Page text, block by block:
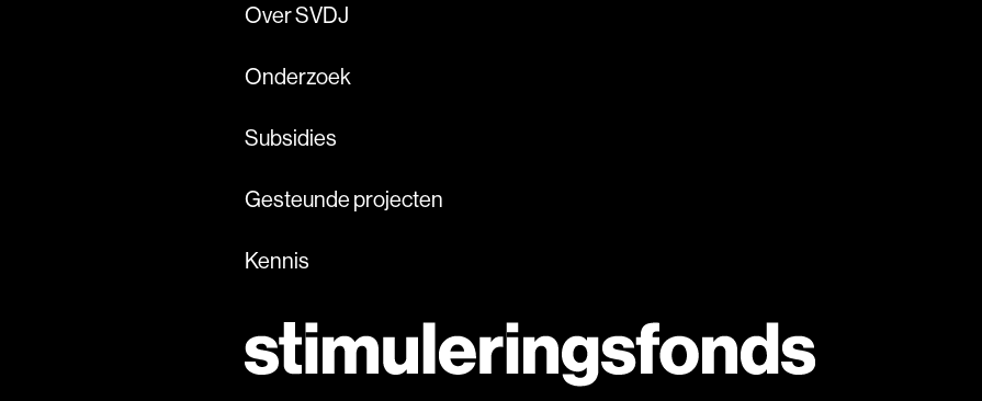
Over SVDJ
Onderzoek
Subsidies
Gesteunde projecten
Kennis